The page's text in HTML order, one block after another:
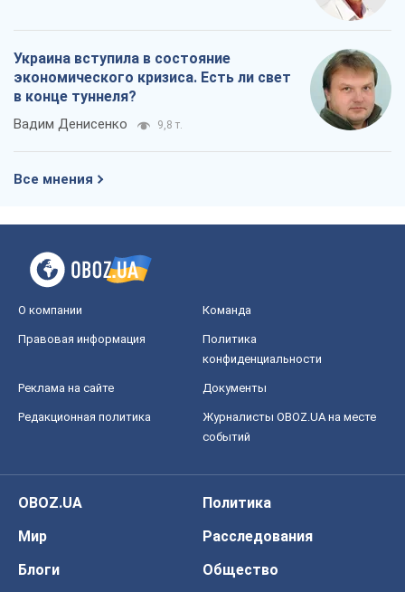
Украина вступила в состояние
экономического кризиса. Есть ли свет
в конце туннеля?
Вадим Денисенко 9,8 т.
Все мнения
О компании Команда
Правовая информация
Политика
конфиденциальности
Реклама на сайте Документы
Редакционная политика
Журналисты OBOZ.UA на месте
событий
OBOZ.UA
Политика
Мир
Расследования
Блоги
Общество